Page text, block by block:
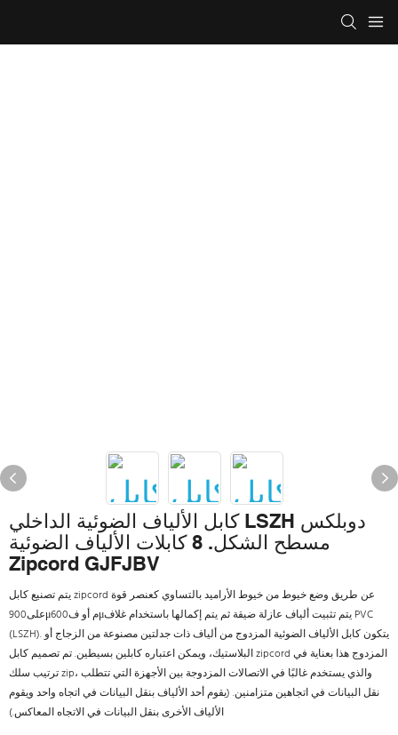
كابل الألياف الضوئية الداخلي LSZH دوبلكس
مسطح الشكل. 8 كابلات الألياف الضوئية
Zipcord GJFJBV
يتم تصنيع كابل zipcord عن طريق وضع خيوط من خيوط الأراميد بالتساوي كعنصر قوة
على900μم أو ف600μيتم تثبيت ألياف عازلة ضيقة ثم يتم إكمالها باستخدام غلاف PVC
(LSZH). يتكون كابل الألياف الضوئية المزدوج من ألياف ذات جدلتين مصنوعة من الزجاج أو
البلاستيك، ويمكن اعتباره كابلين بسيطين. تم تصميم كابل zipcord المزدوج هذا بعناية في
ترتيب سلك zip، والذي يستخدم غالبًا في الاتصالات المزدوجة بين الأجهزة التي تتطلب
نقل البيانات في اتجاهين متزامنين. (يقوم أحد الألياف بنقل البيانات في اتجاه واحد ويقوم
الألياف الأخرى بنقل البيانات في الاتجاه المعاكس.)